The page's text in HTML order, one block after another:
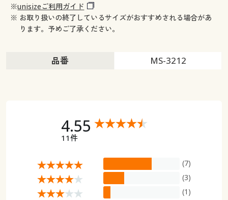
※unisizeご利用ガイド
※ お取り扱いの終了しているサイズがおすすめされる場合があ
ります。予めご了承ください。
品番 MS-3212
4.55
11件
(7)
(3)
(1)